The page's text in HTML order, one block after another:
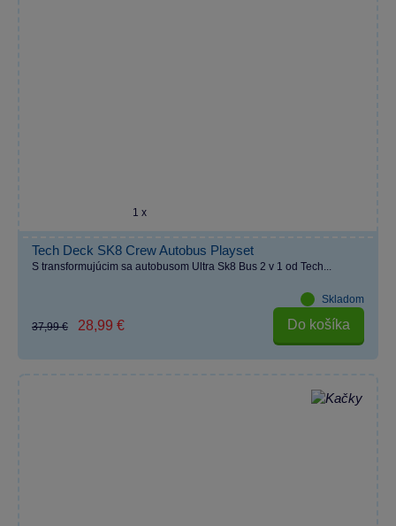
1 x
Tech Deck SK8 Crew Autobus Playset
S transformujúcim sa autobusom Ultra Sk8 Bus 2 v 1 od Tech...
Skladom
37,99 € 28,99 € Do košíka